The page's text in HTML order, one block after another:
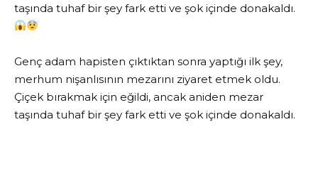
taşında tuhaf bir şey fark etti ve şok içinde donakaldı.
Genç adam hapisten çıktıktan sonra yaptığı ilk şey,
merhum nişanlısının mezarını ziyaret etmek oldu.
Çiçek bırakmak için eğildi, ancak aniden mezar
taşında tuhaf bir şey fark etti ve şok içinde donakaldı.